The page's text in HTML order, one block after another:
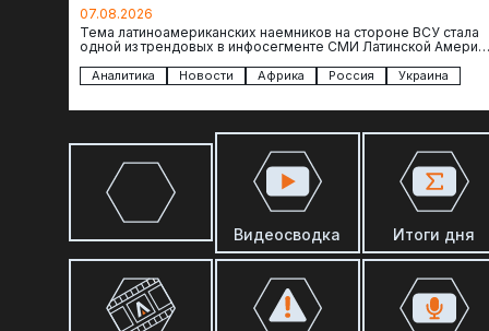
07.08.2026
Тема латиноамериканских наемников на стороне ВСУ стала
одной из трендовых в инфосегменте СМИ Латинской
Аналитика Новости Африка Россия Украина
Видеосводка Итоги дня